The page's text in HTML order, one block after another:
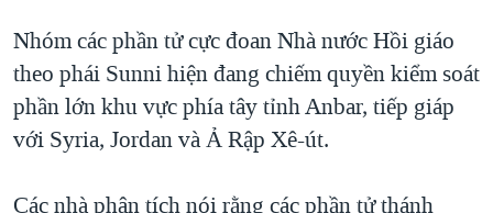
QUAN HỆ VIỆT MỸ
Nhóm các phần tử cực đoan Nhà nước Hồi giáo
theo phái Sunni hiện đang chiếm quyền kiểm soát
phần lớn khu vực phía tây tỉnh Anbar, tiếp giáp
với Syria, Jordan và Ả Rập Xê-út.
Các nhà phân tích nói rằng các phần tử thánh